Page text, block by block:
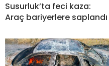
Susurluk’ta feci kaza:
Araç bariyerlere saplandı